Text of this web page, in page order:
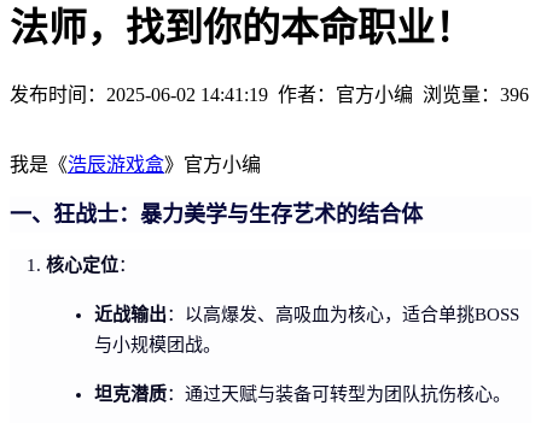
法师，找到你的本命职业！
发布时间：2025-06-02 14:41:19 作者：官方小编 浏览量： 396
我是《浩辰游戏盒》官方小编
一、狂战士：暴力美学与生存艺术的结合体
核心定位：
近战输出：以高爆发、高吸血为核心，适合单挑BOSS
与小规模团战。
坦克潜质：通过天赋与装备可转型为团队抗伤核心。